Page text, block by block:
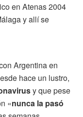
en Atenas 2004
y allí se
Argentina en
hace un lustro,
y que pese
«nunca la pasó